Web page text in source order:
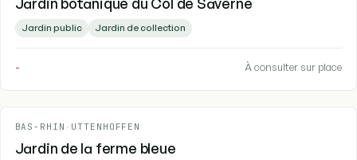
Jardin public Jardin de collection
- À consulter sur place
BAS-RHIN - UTTENHOFFEN
Jardin de la ferme bleue